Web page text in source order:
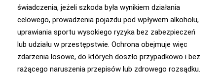
świadczenia, jeżeli szkoda była wynikiem działania
celowego, prowadzenia pojazdu pod wpływem alkoholu,
uprawiania sportu wysokiego ryzyka bez zabezpieczeń
lub udziału w przestępstwie. Ochrona obejmuje więc
zdarzenia losowe, do których doszło przypadkowo i bez
rażącego naruszenia przepisów lub zdrowego rozsądku.